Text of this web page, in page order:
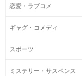
恋愛・ラブコメ
ギャグ・コメディ
スポーツ
ミステリー・サスペンス